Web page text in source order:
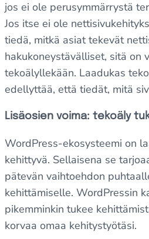
jos ei ole perusymmärrystä
Jos itse ei ole
tiedä, mitkä asiat tekevät
hakukoneystävälliset, sitä on
tekoälyllekään. Laadukas
edellyttää, että tiedät, mitä
Lisäosien voima: tekoäly
WordPress-ekosysteemi on
kehittyvä. Sellaisena se
pätevän vaihtoehdon
kehittämiselle. WordPressin
pikemminkin tukee
korvaa omaa kehitystyötäsi.